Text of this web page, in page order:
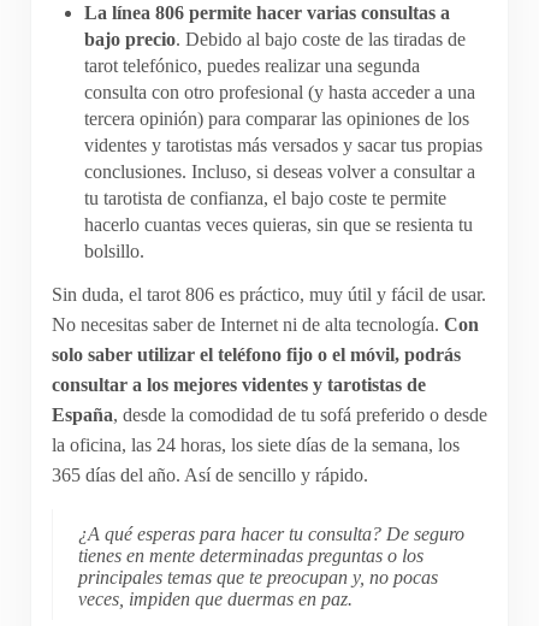
La línea 806 permite hacer varias consultas a
bajo precio. Debido al bajo coste de las tiradas de
tarot telefónico, puedes realizar una segunda
consulta con otro profesional (y hasta acceder a una
tercera opinión) para comparar las opiniones de los
videntes y tarotistas más versados y sacar tus propias
conclusiones. Incluso, si deseas volver a consultar a
tu tarotista de confianza, el bajo coste te permite
hacerlo cuantas veces quieras, sin que se resienta tu
bolsillo.
Sin duda, el tarot 806 es práctico, muy útil y fácil de usar.
No necesitas saber de Internet ni de alta tecnología. Con
solo saber utilizar el teléfono fijo o el móvil, podrás
consultar a los mejores videntes y tarotistas de
España, desde la comodidad de tu sofá preferido o desde
la oficina, las 24 horas, los siete días de la semana, los
365 días del año. Así de sencillo y rápido.
¿A qué esperas para hacer tu consulta? De seguro
tienes en mente determinadas preguntas o los
principales temas que te preocupan y, no pocas
veces, impiden que duermas en paz.